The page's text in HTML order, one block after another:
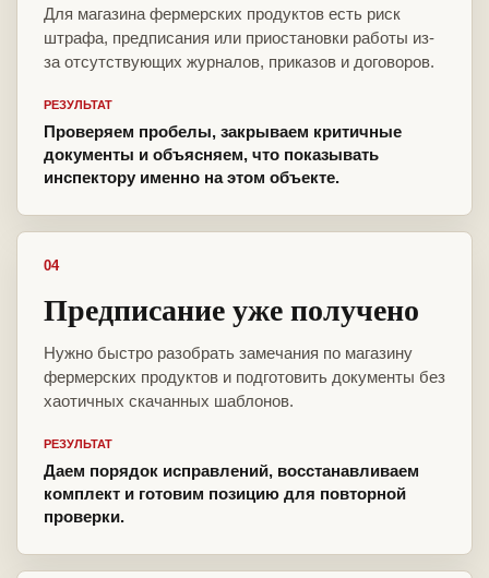
Для магазина фермерских продуктов есть риск
штрафа, предписания или приостановки работы из-
за отсутствующих журналов, приказов и договоров.
РЕЗУЛЬТАТ
Проверяем пробелы, закрываем критичные
документы и объясняем, что показывать
инспектору именно на этом объекте.
04
Предписание уже получено
Нужно быстро разобрать замечания по магазину
фермерских продуктов и подготовить документы без
хаотичных скачанных шаблонов.
РЕЗУЛЬТАТ
Даем порядок исправлений, восстанавливаем
комплект и готовим позицию для повторной
проверки.